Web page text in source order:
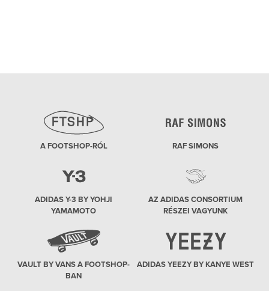
A FOOTSHOP-RÓL RAF SIMONS
ADIDAS Y-3 BY YOHJI
YAMAMOTO
AZ ADIDAS CONSORTIUM
RÉSZEI VAGYUNK
VAULT BY VANS A FOOTSHOP-
BAN
ADIDAS YEEZY BY KANYE WEST